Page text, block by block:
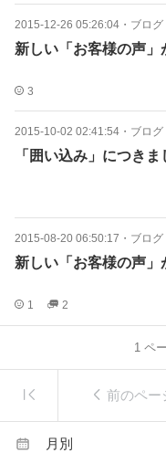
2015-12-26 05:26:04 ・ ブログ
新しい「お客様の声」
3
2015-10-02 02:41:54 ・ ブログ
「囲い込み」につき
2015-08-20 06:50:17 ・ ブログ
新しい「お客様の声」
1 2
1ペ
前のペー
月別